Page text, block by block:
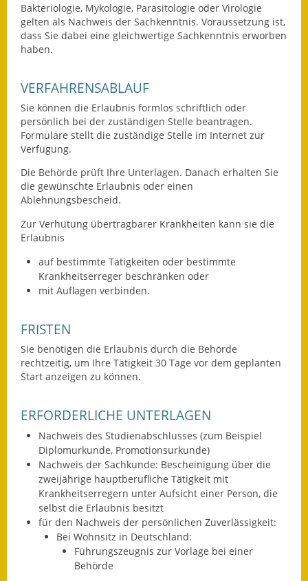
Eröffnungsbilanz
Getrennte
Haushaltspläne
Wasserversorgung
Notruftafel
Ortsrecht
Was erledige ich wo?
Bauen und Wohnen
Baugebiete & Bauplätze
Bauwasser/Wasser/Abwasser
Bebauungspläne
Bodenrichtwerte
Bakteriologie, Mykologie, Parasitologie oder Virologie
gelten als Nachweis der Sachkenntnis. Voraussetzung ist,
dass Sie dabei eine gleichwertige Sachkenntnis erworben
haben.
VERFAHRENSABLAUF
Sie können die Erlaubnis formlos schriftlich oder
persönlich bei der zuständigen Stelle beantragen.
Formulare stellt die zuständige Stelle im Internet zur
Verfügung.
Die Behörde prüft Ihre Unterlagen. Danach erhalten Sie
die gewünschte Erlaubnis oder einen
Ablehnungsbescheid.
Zur Verhütung übertragbarer Krankheiten kann sie die
Erlaubnis
auf bestimmte Tätigkeiten oder bestimmte
Krankheitserreger beschränken oder
mit Auflagen verbinden.
FRISTEN
Sie benötigen die Erlaubnis durch die Behörde
rechtzeitig, um Ihre Tätigkeit 30 Tage vor dem geplanten
Start anzeigen zu können.
ERFORDERLICHE UNTERLAGEN
Nachweis des Studienabschlusses (zum Beispiel
Diplomurkunde, Promotionsurkunde)
Nachweis der Sachkunde: Bescheinigung über die
zweijährige hauptberufliche Tätigkeit mit
Krankheitserregern unter Aufsicht einer Person, die
selbst die Erlaubnis besitzt
für den Nachweis der persönlichen Zuverlässigkeit:
Bei Wohnsitz in Deutschland:
Führungszeugnis zur Vorlage bei einer
Behörde